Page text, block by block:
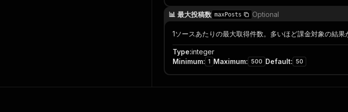
📊 最大投稿数 maxPosts Optional
1ソースあたりの最大取得件数。多いほど課金対象の結
Type:integer
Minimum: 1 Maximum: 500 Default: 50